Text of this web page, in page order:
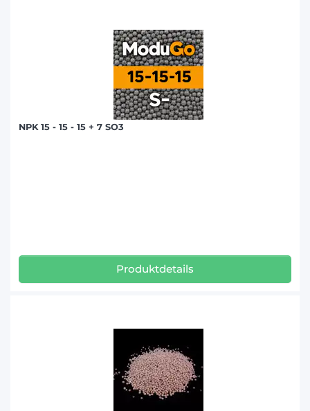
NPK 15 - 15 - 15 + 7 SO3
Produktdetails